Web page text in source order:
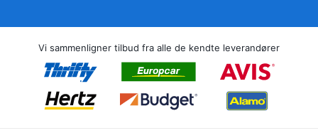
Vi sammenligner tilbud fra alle de kendte leverandører